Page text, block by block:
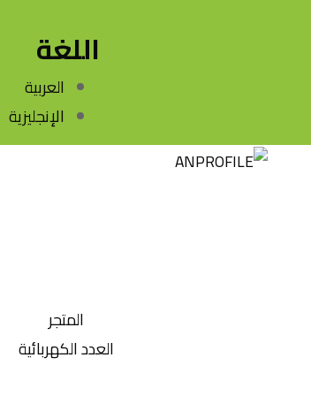
اللغة
العربية
الإنجليزية
المتجر
العدد الكهربائية